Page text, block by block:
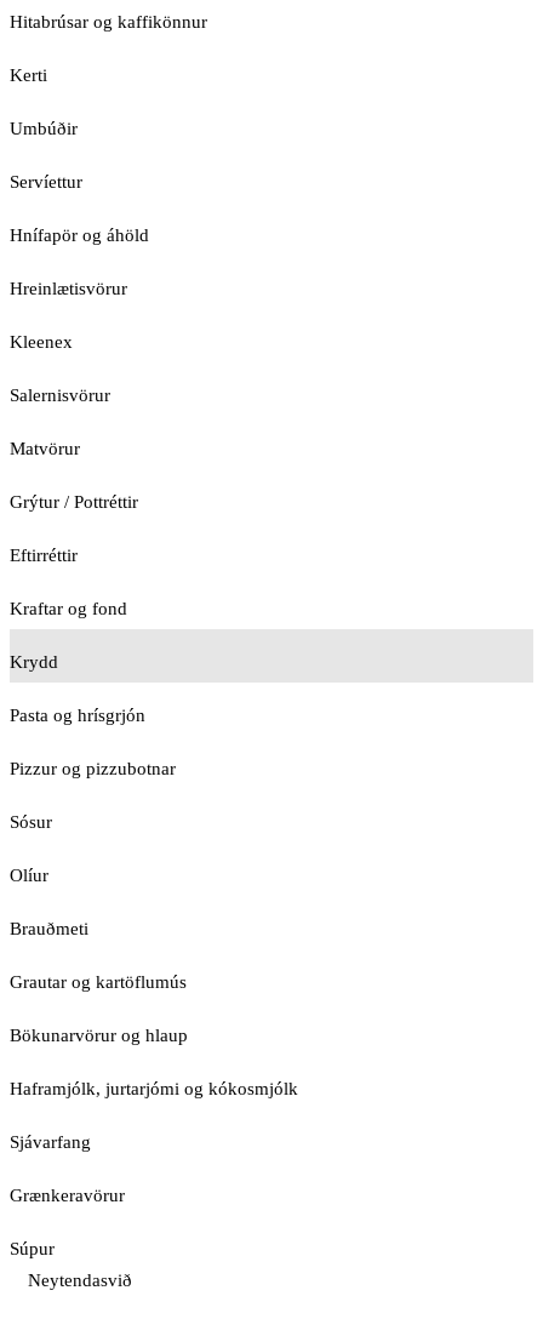
Hitabrúsar og kaffikönnur
Kerti
Umbúðir
Servíettur
Hnífapör og áhöld
Hreinlætisvörur
Kleenex
Salernisvörur
Matvörur
Grýtur / Pottréttir
Eftirréttir
Kraftar og fond
Krydd
Pasta og hrísgrjón
Pizzur og pizzubotnar
Sósur
Olíur
Brauðmeti
Grautar og kartöflumús
Bökunarvörur og hlaup
Haframjólk, jurtarjómi og kókosmjólk
Sjávarfang
Grænkeravörur
Súpur
Neytendasvið